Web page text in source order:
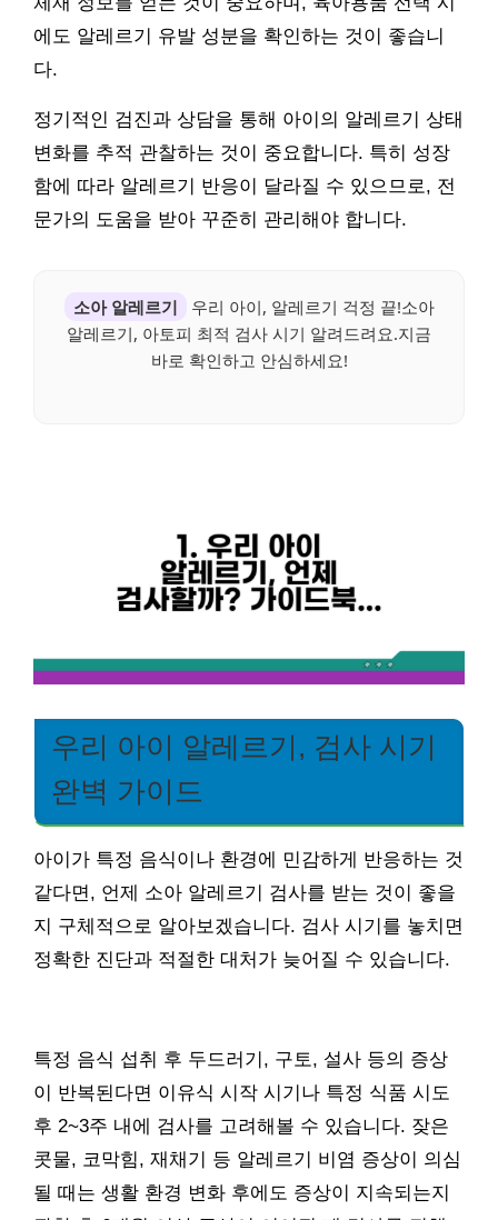
에도 알레르기 유발 성분을 확인하는 것이 좋습니
다.
정기적인 검진과 상담을 통해 아이의 알레르기 상태
변화를 추적 관찰하는 것이 중요합니다. 특히 성장
함에 따라 알레르기 반응이 달라질 수 있으므로, 전
문가의 도움을 받아 꾸준히 관리해야 합니다.
소아 알레르기
우리 아이, 알레르기 걱정 끝!소아
알레르기, 아토피 최적 검사 시기 알려드려요.지금
바로 확인하고 안심하세요!
우리 아이 알레르기, 검사 시기
완벽 가이드
아이가 특정 음식이나 환경에 민감하게 반응하는 것
같다면, 언제 소아 알레르기 검사를 받는 것이 좋을
지 구체적으로 알아보겠습니다. 검사 시기를 놓치면
정확한 진단과 적절한 대처가 늦어질 수 있습니다.
특정 음식 섭취 후 두드러기, 구토, 설사 등의 증상
이 반복된다면 이유식 시작 시기나 특정 식품 시도
후 2~3주 내에 검사를 고려해볼 수 있습니다. 잦은
콧물, 코막힘, 재채기 등 알레르기 비염 증상이 의심
될 때는 생활 환경 변화 후에도 증상이 지속되는지